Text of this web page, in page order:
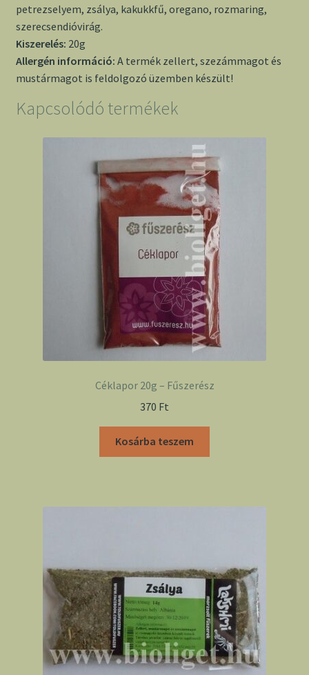
petrezselyem, zsálya, kakukkfű, oregano, rozmaring,
szerecsendióvirág.
Kiszerelés: 20g
Allergén információ: A termék zellert, szezámmagot és
mustármagot is feldolgozó üzemben készült!
Kapcsolódó termékek
Céklapor 20g – Fűszerész
370 Ft
Kosárba teszem